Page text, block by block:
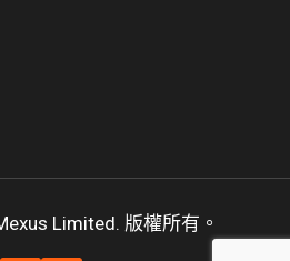
Limited. 版權所有。